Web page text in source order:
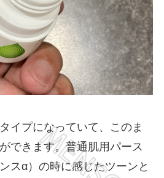
イプになっていて、このま
できます。普通肌用パース
スα）の時に感じたツーンと